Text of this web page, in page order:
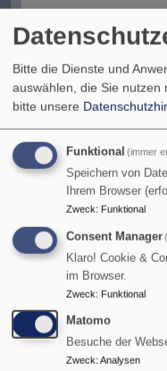
Verantwortliche
Ihre Rechte als
Aufsichtsbehörde
Protokoll- bzw.
Nutzung von
Bitte die Dienste und
auswählen, die Sie nutzen
bitte unsere
Funktional (immer
Speichern von
Ihrem Browser
Zweck: Funktional
Consent Manager
Klaro! Cookie &
im Browser.
Zweck: Funktional
Matomo
Besuche der
Zweck: Analysen